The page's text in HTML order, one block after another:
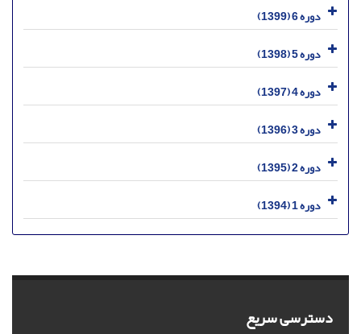
دوره 6 (1399)
دوره 5 (1398)
دوره 4 (1397)
دوره 3 (1396)
دوره 2 (1395)
دوره 1 (1394)
دسترسی سریع